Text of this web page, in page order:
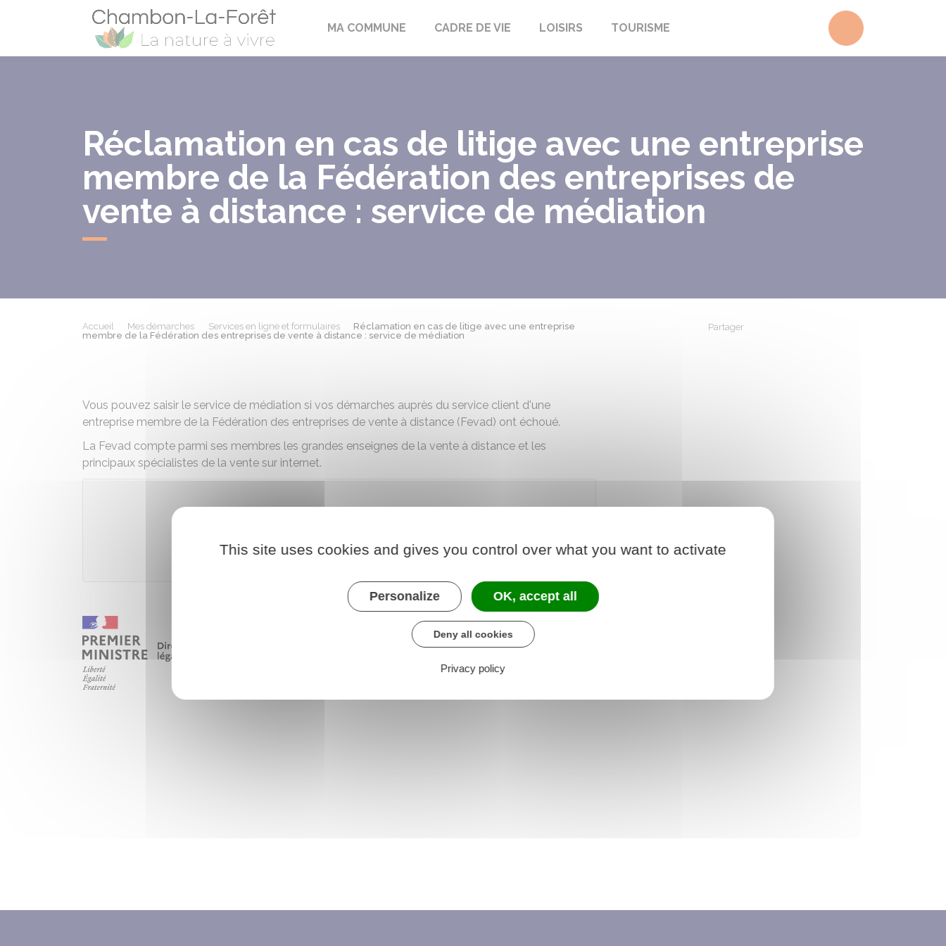
Chambon-la-Fôret
MA COMMUNE CADRE DE VIE LOISIRS TOURISME Accéder au
Réclamation en cas de litige avec une entreprise
membre de la Fédération des entreprises de
vente à distance : service de médiation
Accueil Mes démarches Services en ligne et formulaires
Réclamation en cas de litige avec une entreprise
membre de la Fédération des entreprises de vente à distance : service de médiation
Partager
Vous pouvez saisir le service de médiation si vos démarches auprès du service client d'une
entreprise membre de la Fédération des entreprises de vente à distance (Fevad) ont échoué.
La Fevad compte parmi ses membres les grandes enseignes de la vente à distance et les
principaux spécialistes de la vente sur internet.
Fédération du e-commerce et de la vente à distance (Fevad)
This site uses cookies and gives you control over what you want to activate
Personalize OK, accept all
Deny all cookies
Privacy policy